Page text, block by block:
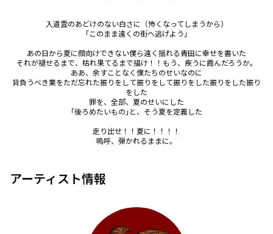
入道雲のあどけのない白さに（怖くなってしまうから）
「このまま遠くの街へ逃げよう」
あの日から夏に顔向けできない僕ら遠く揺れる青田に幸せを書いた
それが褪せるまで、枯れ果てるまで描け！！もう、疾うに霞んだろうか。
ああ、余すことなく僕たちのせいなのに
背負うべき業をただ忘れた振りをして振りをして振りをした振りをした振り
をした
罪を、全部、夏のせいにした
｢後ろめたいもの｣と、そう夏を定義した
走り出せ！！夏に！！！！
嗚呼、弾かれるままに。
アーティスト情報